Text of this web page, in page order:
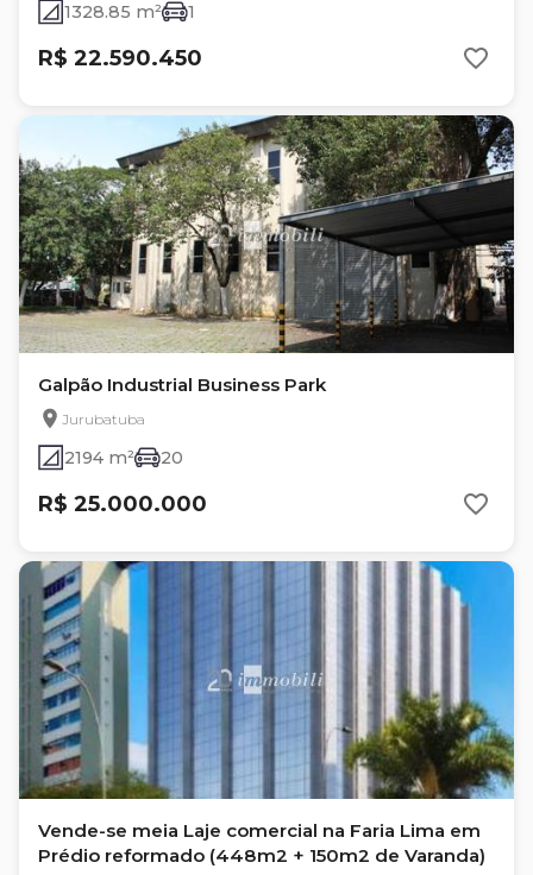
1328.85 m² 1
R$ 22.590.450
Galpão Industrial Business Park
Jurubatuba
2194 m² 20
R$ 25.000.000
Vende-se meia Laje comercial na Faria Lima em
Prédio reformado (448m2 + 150m2 de Varanda)